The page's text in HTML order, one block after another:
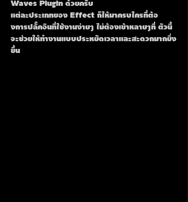
Waves Plugin ด้วยครับ
แต่ละประเภทของ Effect ก็ให้มาครบใครที่ต้อ
งการปลั๊คอินที่ใช้งานง่ายๆ ไม่ต้องเข้าหลายๆที่ ตัวนี้
จะช่วยให้ทำงานแบบประหยัดเวลาและสะดวกมากยิ่ง
ขึ้น